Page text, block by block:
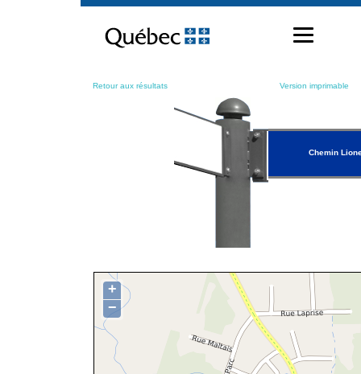
contenu
Retour aux résultats Version imprimable
Chemin
+
−